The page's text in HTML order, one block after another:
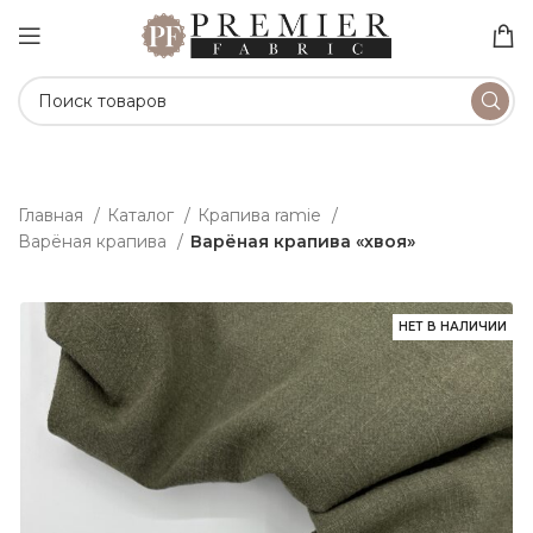
Главная Каталог
Крапива ramie
Варёная крапива
Варёная крапива «хвоя»
НЕТ В НАЛИЧИИ